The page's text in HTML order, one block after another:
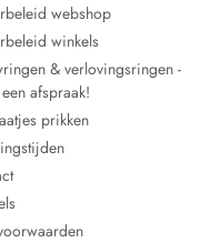
webshop
winkels
& verlovingsringen -
afspraak!
prikken